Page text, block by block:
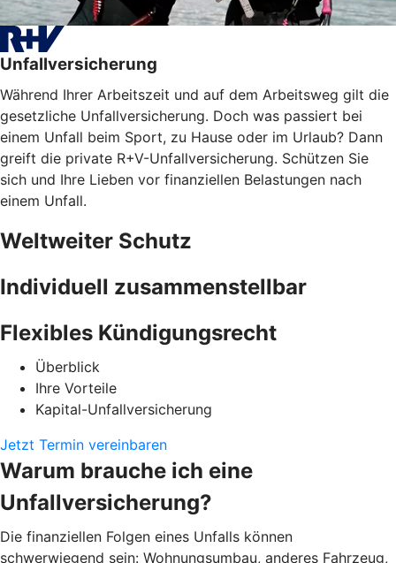
Unfallversicherung
Während Ihrer Arbeitszeit und auf dem Arbeitsweg gilt die
gesetzliche Unfallversicherung. Doch was passiert bei
einem Unfall beim Sport, zu Hause oder im Urlaub? Dann
greift die private R+V-Unfallversicherung. Schützen Sie
sich und Ihre Lieben vor finanziellen Belastungen nach
einem Unfall.
Weltweiter Schutz
Individuell zusammenstellbar
Flexibles Kündigungsrecht
Überblick
Ihre Vorteile
Kapital-Unfallversicherung
Jetzt Termin vereinbaren
Warum brauche ich eine
Unfallversicherung?
Die finanziellen Folgen eines Unfalls können
schwerwiegend sein: Wohnungsumbau, anderes Fahrzeug,